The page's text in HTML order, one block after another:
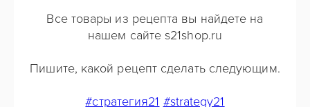
Все товары из рецепта вы найдете на
нашем сайте s21shop.ru
Пишите, какой рецепт сделать следующим.
#стратегия21 #strategy21